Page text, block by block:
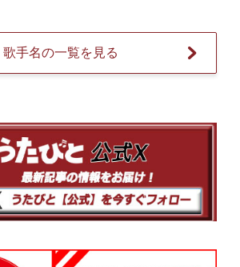
歌手名の一覧を見る